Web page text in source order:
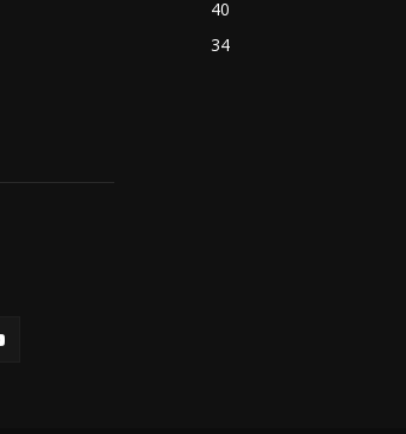
40
34